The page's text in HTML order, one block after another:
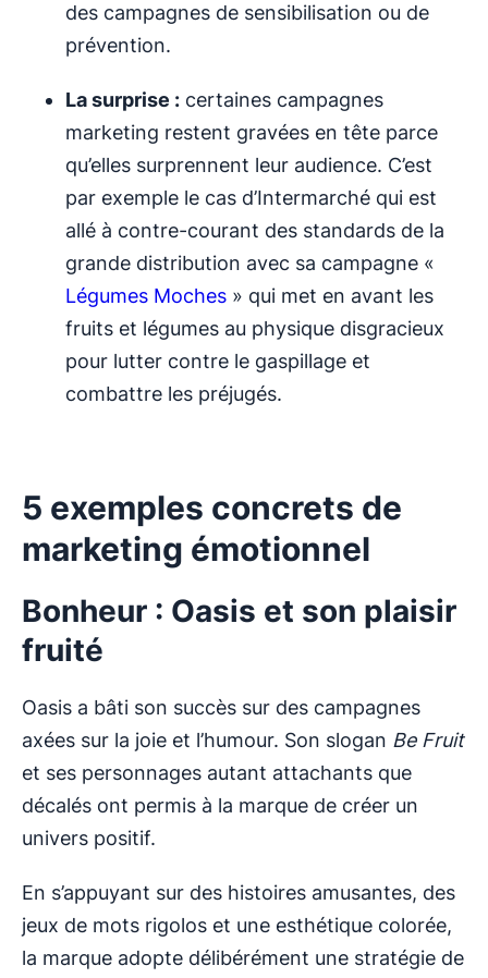
des campagnes de sensibilisation ou de
prévention.
La surprise : certaines campagnes
marketing restent gravées en tête parce
qu’elles surprennent leur audience. C’est
par exemple le cas d’Intermarché qui est
allé à contre-courant des standards de la
grande distribution avec sa campagne «
Légumes Moches » qui met en avant les
fruits et légumes au physique disgracieux
pour lutter contre le gaspillage et
combattre les préjugés.
5 exemples concrets de
marketing émotionnel
Bonheur : Oasis et son plaisir
fruité
Oasis a bâti son succès sur des campagnes
axées sur la joie et l’humour. Son slogan Be Fruit
et ses personnages autant attachants que
décalés ont permis à la marque de créer un
univers positif.
En s’appuyant sur des histoires amusantes, des
jeux de mots rigolos et une esthétique colorée,
la marque adopte délibérément une stratégie de